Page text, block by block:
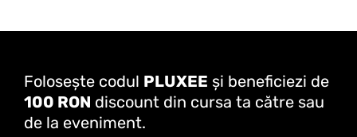
Folosește codul PLUXEE și beneficiezi de
100 RON discount din cursa ta către sau
de la eveniment.